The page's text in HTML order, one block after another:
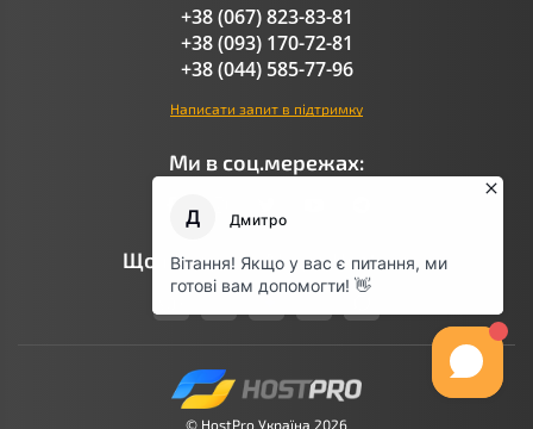
© HostPro Україна 2026
+38 (067) 823-83-81
+38 (093) 170-72-81
+38 (044) 585-77-96
Написати запит в підтримку
Ми в соц.мережах:
Що говорить AI про Hostpro